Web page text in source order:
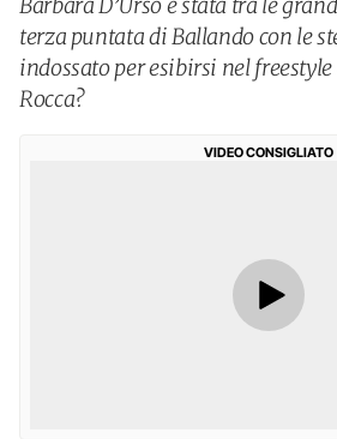
terza puntata di Ballando con le
indossato per esibirsi nel freestyle
Rocca?
VIDEO CONSIGLIATO